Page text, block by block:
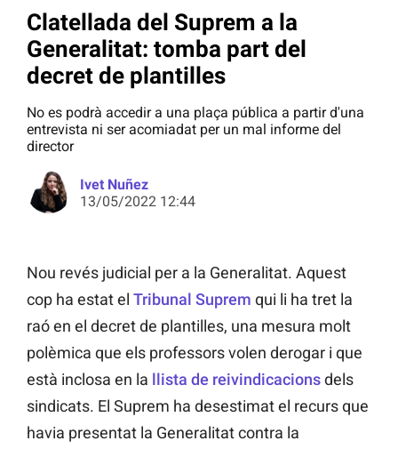
Clatellada del Suprem a la
Generalitat: tomba part del
decret de plantilles
No es podrà accedir a una plaça pública a partir d'una
entrevista ni ser acomiadat per un mal informe del
director
Ivet Nuñez
13/05/2022 12:44
Nou revés judicial per a la Generalitat. Aquest
cop ha estat el Tribunal Suprem qui li ha tret la
raó en el decret de plantilles, una mesura molt
polèmica que els professors volen derogar i que
està inclosa en la llista de reivindicacionsdels
sindicats. El Suprem ha desestimat el recurs que
havia presentat la Generalitat contra la